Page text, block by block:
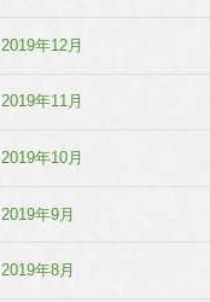
2019年12月
2019年11月
2019年10月
2019年9月
2019年8月